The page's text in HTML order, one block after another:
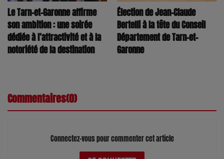
Le Tarn-et-Garonne affirme
son ambition : une soirée
dédiée à l’attractivité et à la
notoriété de la destination
Élection de Jean-Claude
Bertelli à la tête du Conseil
Département de Tarn-et-
Garonne
Commentaires(0)
Connectez-vous pour commenter cet article